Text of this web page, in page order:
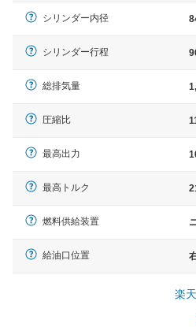
シリンダー内径
シリンダー行程
総排気量
圧縮比
最高出力
最高トルク
燃料供給装置
給油口位置
楽